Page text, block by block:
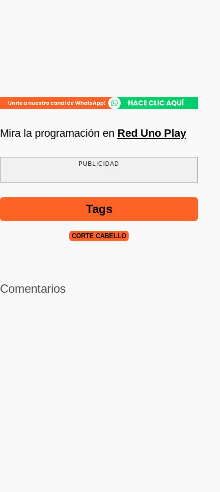
Mira la programación en Red Uno Play
PUBLICIDAD
Tags
CORTE CABELLO
Comentarios